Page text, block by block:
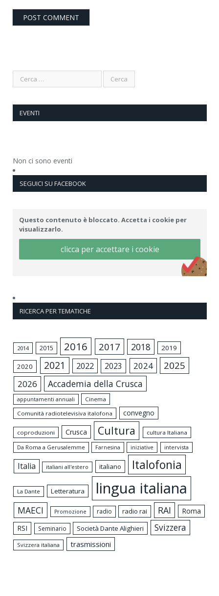
EVENTI
Non ci sono eventi
SEGUICI SU FACEBOOK
Questo contenuto è bloccato. Accetta i cookie per
visualizzarlo.
clicca per accettare i cookie
RICERCA PER TEMATICHE
2014 2015 2016 2017 2018 2019
2020 2021 2022 2023 2024 2025
2026 Accademia della Crusca
appuntamenti annuali
Cinema
Comunità radiotelevisiva italofona
convegno
coproduzioni Crusca Cultura
cultura Italiana
Da Roma a Gerusalemme
Farnesina iniziative intervista
Italia italiani all'estero italiano Italofonia
La Dante Letteratura lingua italiana
MAECI Promozione radio radio rai RAI
Roma
RSI
Seminario Società Dante Alighieri Svizzera
Svizzera italiana trasmissioni